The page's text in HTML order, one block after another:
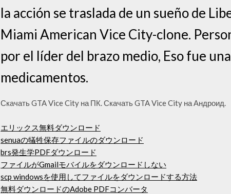
la acción se traslada de un sueño de
Miami American Vice City-clone.
por el líder del brazo medio, Eso fue
medicamentos.
Скачать GTA Vice City на ПК. Скачать GTA Vice City на Андроид.
エリックス無料ダウンロード
senuaの犠牲保存ファイルのダウンロード
brs発生学PDFダウンロード
ファイルがGmailモバイルをダウンロードしない
scp windowsを使用してファイルをダウンロードする方法
無料ダウンロードのAdobe PDFコンバータ